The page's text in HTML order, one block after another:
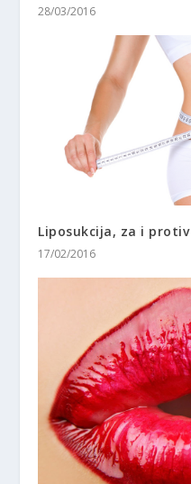
28/03/2016
Liposukcija, za i protiv
17/02/2016